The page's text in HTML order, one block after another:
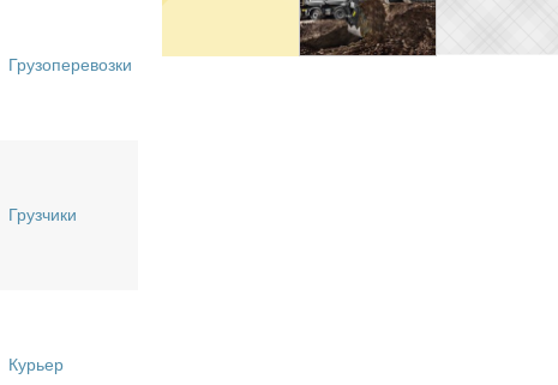
Грузоперевозки
Грузчики
Курьер